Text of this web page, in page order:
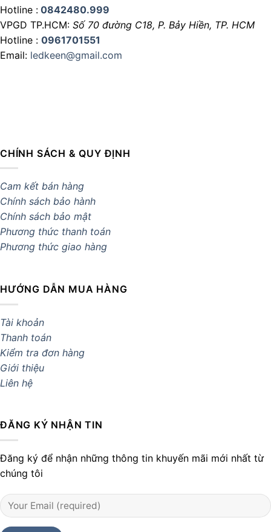
Hotline : 0842480.999
VPGD TP.HCM: Số 70 đường C18, P. Bảy Hiền, TP. HCM
Hotline : 0961701551
Email: ledkeen@gmail.com
CHÍNH SÁCH & QUY ĐỊNH
Cam kết bán hàng
Chính sách bảo hành
Chính sách bảo mật
Phương thức thanh toán
Phương thức giao hàng
HƯỚNG DẪN MUA HÀNG
Tài khoản
Thanh toán
Kiểm tra đơn hàng
Giới thiệu
Liên hệ
ĐĂNG KÝ NHẬN TIN
Đăng ký để nhận những thông tin khuyến mãi mới nhất từ
chúng tôi